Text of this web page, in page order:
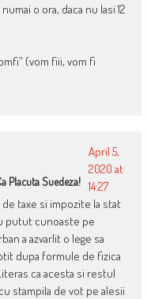
o ora, daca nu lasi 12
(vom fiii, vom fi
Placuta Suedeza!
April 5,
2020 at
14:27
taxe si impozite la stat
putut cunoaste pe
a azvarlit o lege sa
dupa formule de fizica
ca acesta si restul
stampila de vot pe alesii